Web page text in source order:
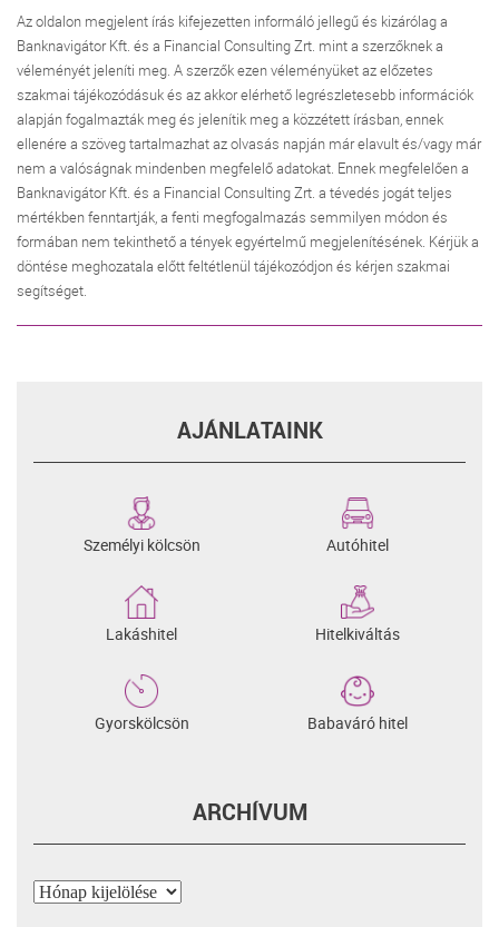
Az oldalon megjelent írás kifejezetten informáló jellegű és kizárólag a
Banknavigátor Kft. és a Financial Consulting Zrt. mint a szerzőknek a
véleményét jeleníti meg. A szerzők ezen véleményüket az előzetes
szakmai tájékozódásuk és az akkor elérhető legrészletesebb információk
alapján fogalmazták meg és jelenítik meg a közzétett írásban, ennek
ellenére a szöveg tartalmazhat az olvasás napján már elavult és/vagy már
nem a valóságnak mindenben megfelelő adatokat. Ennek megfelelően a
Banknavigátor Kft. és a Financial Consulting Zrt. a tévedés jogát teljes
mértékben fenntartják, a fenti megfogalmazás semmilyen módon és
formában nem tekinthető a tények egyértelmű megjelenítésének. Kérjük a
döntése meghozatala előtt feltétlenül tájékozódjon és kérjen szakmai
segítséget.
AJÁNLATAINK
Személyi kölcsön Autóhitel
Lakáshitel Hitelkiváltás
Gyorskölcsön Babaváró hitel
ARCHÍVUM
Archívum